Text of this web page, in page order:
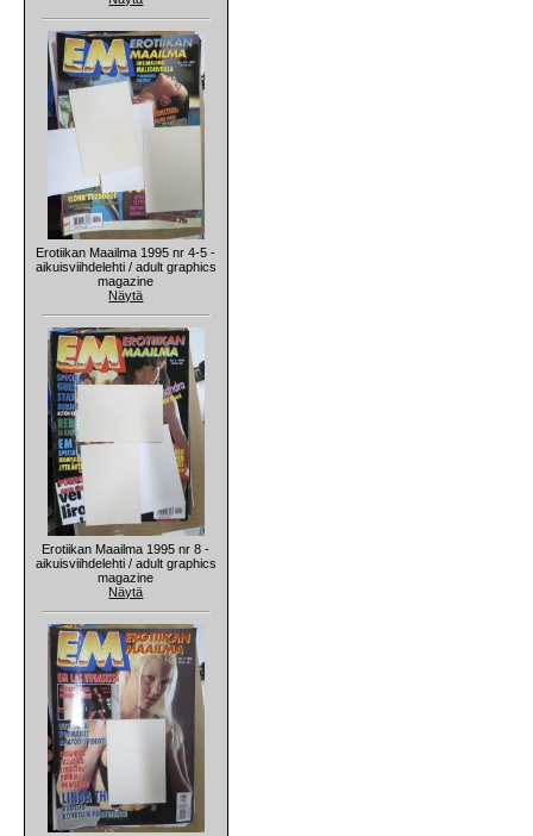
Erotiikan Maailma 1995 nr 4-5 -
aikuisviihdelehti / adult graphics
magazine
Näytä
Erotiikan Maailma 1995 nr 8 -
aikuisviihdelehti / adult graphics
magazine
Näytä